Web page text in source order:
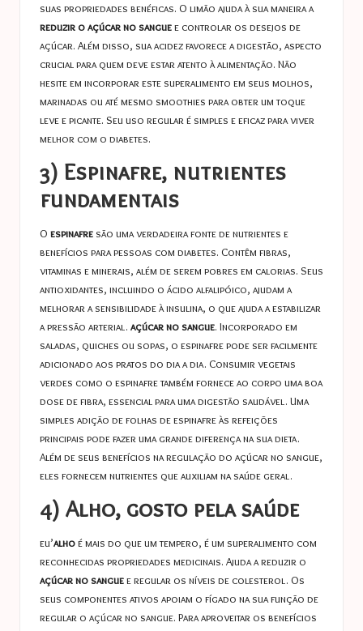
suas propriedades benéficas. O limão ajuda à sua maneira a
reduzir o açúcar no sanguee controlar os desejos de
açúcar. Além disso, sua acidez favorece a digestão, aspecto
crucial para quem deve estar atento à alimentação. Não
hesite em incorporar este superalimento em seus molhos,
marinadas ou até mesmo smoothies para obter um toque
leve e picante. Seu uso regular é simples e eficaz para viver
melhor com o diabetes.
3) Espinafre, nutrientes
fundamentais
O espinafre são uma verdadeira fonte de nutrientes e
benefícios para pessoas com diabetes. Contêm fibras,
vitaminas e minerais, além de serem pobres em calorias. Seus
antioxidantes, incluindo o ácido alfalipóico, ajudam a
melhorar a sensibilidade à insulina, o que ajuda a estabilizar
a pressão arterial. açúcar no sangue. Incorporado em
saladas, quiches ou sopas, o espinafre pode ser facilmente
adicionado aos pratos do dia a dia. Consumir vegetais
verdes como o espinafre também fornece ao corpo uma boa
dose de fibra, essencial para uma digestão saudável. Uma
simples adição de folhas de espinafre às refeições
principais pode fazer uma grande diferença na sua dieta.
Além de seus benefícios na regulação do açúcar no sangue,
eles fornecem nutrientes que auxiliam na saúde geral.
4) Alho, gosto pela saúde
eu’alhoé mais do que um tempero, é um superalimento com
reconhecidas propriedades medicinais. Ajuda a reduzir o
açúcar no sanguee regular os níveis de colesterol. Os
seus componentes ativos apoiam o fígado na sua função de
regular o açúcar no sangue. Para aproveitar os benefícios